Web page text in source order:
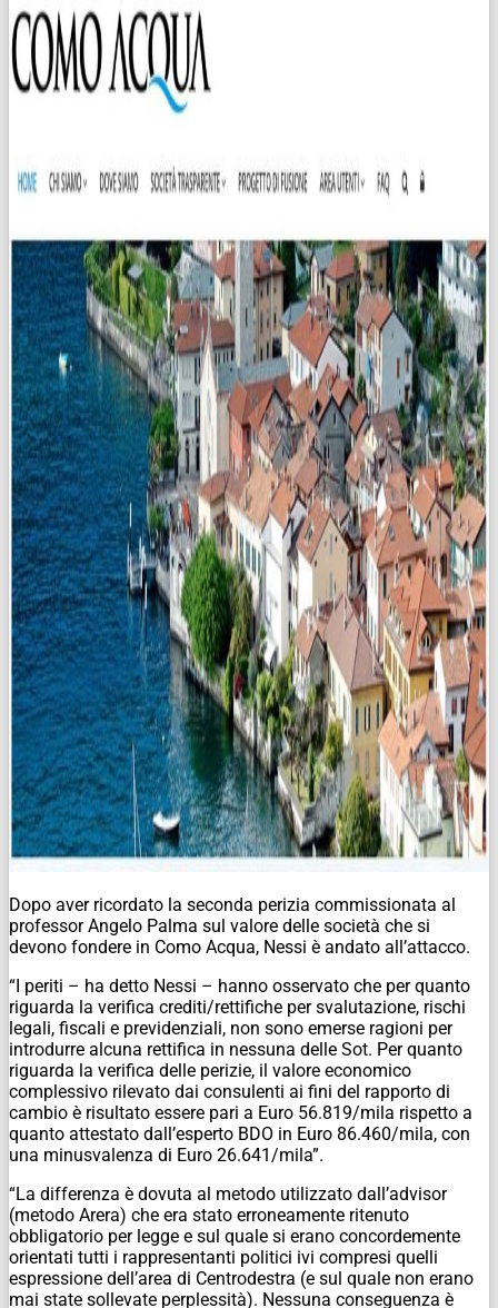
Dopo aver ricordato la seconda perizia commissionata al
professor Angelo Palma sul valore delle società che si
devono fondere in Como Acqua, Nessi è andato all’attacco.
“I periti – ha detto Nessi – hanno osservato che per quanto
riguarda la verifica crediti/rettifiche per svalutazione, rischi
legali, fiscali e previdenziali, non sono emerse ragioni per
introdurre alcuna rettifica in nessuna delle Sot. Per quanto
riguarda la verifica delle perizie, il valore economico
complessivo rilevato dai consulenti ai fini del rapporto di
cambio è risultato essere pari a Euro 56.819/mila rispetto a
quanto attestato dall’esperto BDO in Euro 86.460/mila, con
una minusvalenza di Euro 26.641/mila”.
“La differenza è dovuta al metodo utilizzato dall’advisor
(metodo Arera) che era stato erroneamente ritenuto
obbligatorio per legge e sul quale si erano concordemente
orientati tutti i rappresentanti politici ivi compresi quelli
espressione dell’area di Centrodestra (e sul quale non erano
mai state sollevate perplessità). Nessuna conseguenza è